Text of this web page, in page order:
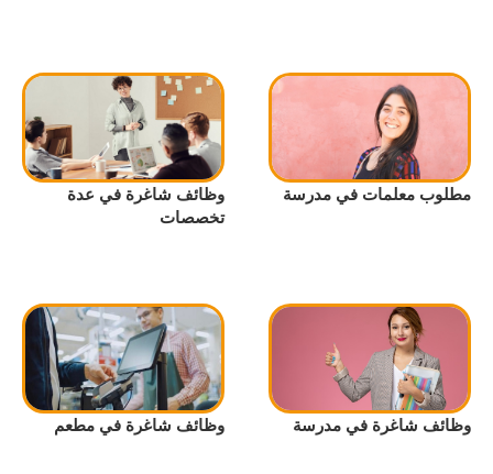
مطلوب معلمات في مدرسة
وظائف شاغرة في عدة
تخصصات
وظائف شاغرة في مدرسة وظائف شاغرة في مطعم